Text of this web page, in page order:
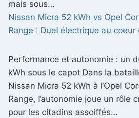
mais sous…
Nissan Micra 52 kWh vs Opel
Range : Duel électrique au coeur
Performance et autonomie : un
kWh sous le capot Dans la
Nissan Micra 52 kWh à l’Opel
Range, l’autonomie joue un rôle
pour les citadins assoiffés…